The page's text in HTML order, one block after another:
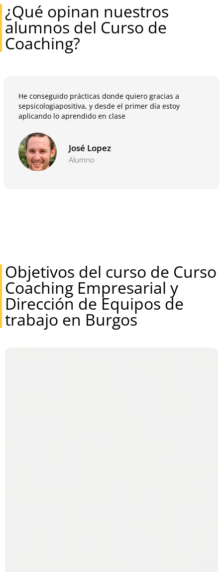
¿Qué opinan nuestros
alumnos del Curso de
Coaching?
He conseguido prácticas donde quiero gracias a
sepsicologiapositiva, y desde el primer día estoy
aplicando lo aprendido en clase
José Lopez
Alumno
Objetivos del curso de Curso
Coaching Empresarial y
Dirección de Equipos de
trabajo en Burgos